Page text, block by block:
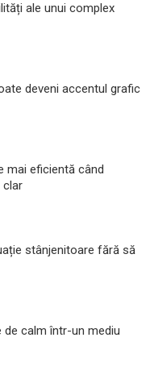
ale unui complex
deveni accentul grafic
mai eficientă când
clar
stânjenitoare fără să
calm într-un mediu